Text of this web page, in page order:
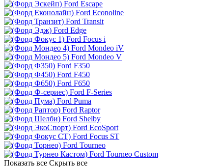
Ford Escape
Ford Econoline
Ford Transit
Ford Edge
Ford Focus i
Ford Mondeo iV
Ford Mondeo V
Ford F350
Ford F450
Ford F650
Ford F-Series
Ford Puma
Ford Raptor
Ford Shelby
Ford EcoSport
Ford Focus ST
Ford Tourneo
Ford Tourneo Custom
Показать все Скрыть все